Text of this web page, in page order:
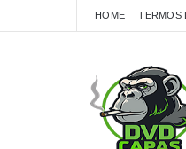
HOME TERMOS